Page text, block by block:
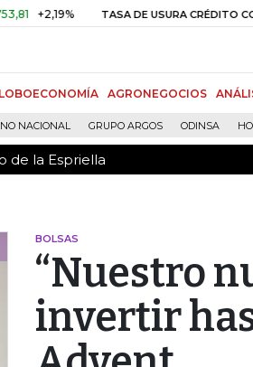
TASA DE USURA CRÉDITO CONSUMO
AGRONEGOCIOS
NACIONAL GRUPO ARGOS ODINSA
de la Espriella
de la Espriella
BOLSAS
“Nuestro
invertir